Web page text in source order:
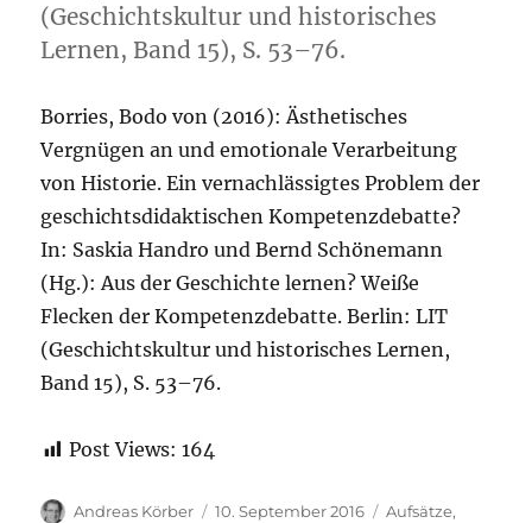
(Geschichtskultur und historisches
Lernen, Band 15), S. 53–76.
Borries, Bodo von (2016): Ästhetisches
Vergnügen an und emotionale Verarbeitung
von Historie. Ein vernachlässigtes Problem der
geschichtsdidaktischen Kompetenzdebatte?
In: Saskia Handro und Bernd Schönemann
(Hg.): Aus der Geschichte lernen? Weiße
Flecken der Kompetenzdebatte. Berlin: LIT
(Geschichtskultur und historisches Lernen,
Band 15), S. 53–76.
Post Views: 164
Autor
Andreas Körber
Veröffentlicht
10. September 2016 Kategorien
Aufsätze,